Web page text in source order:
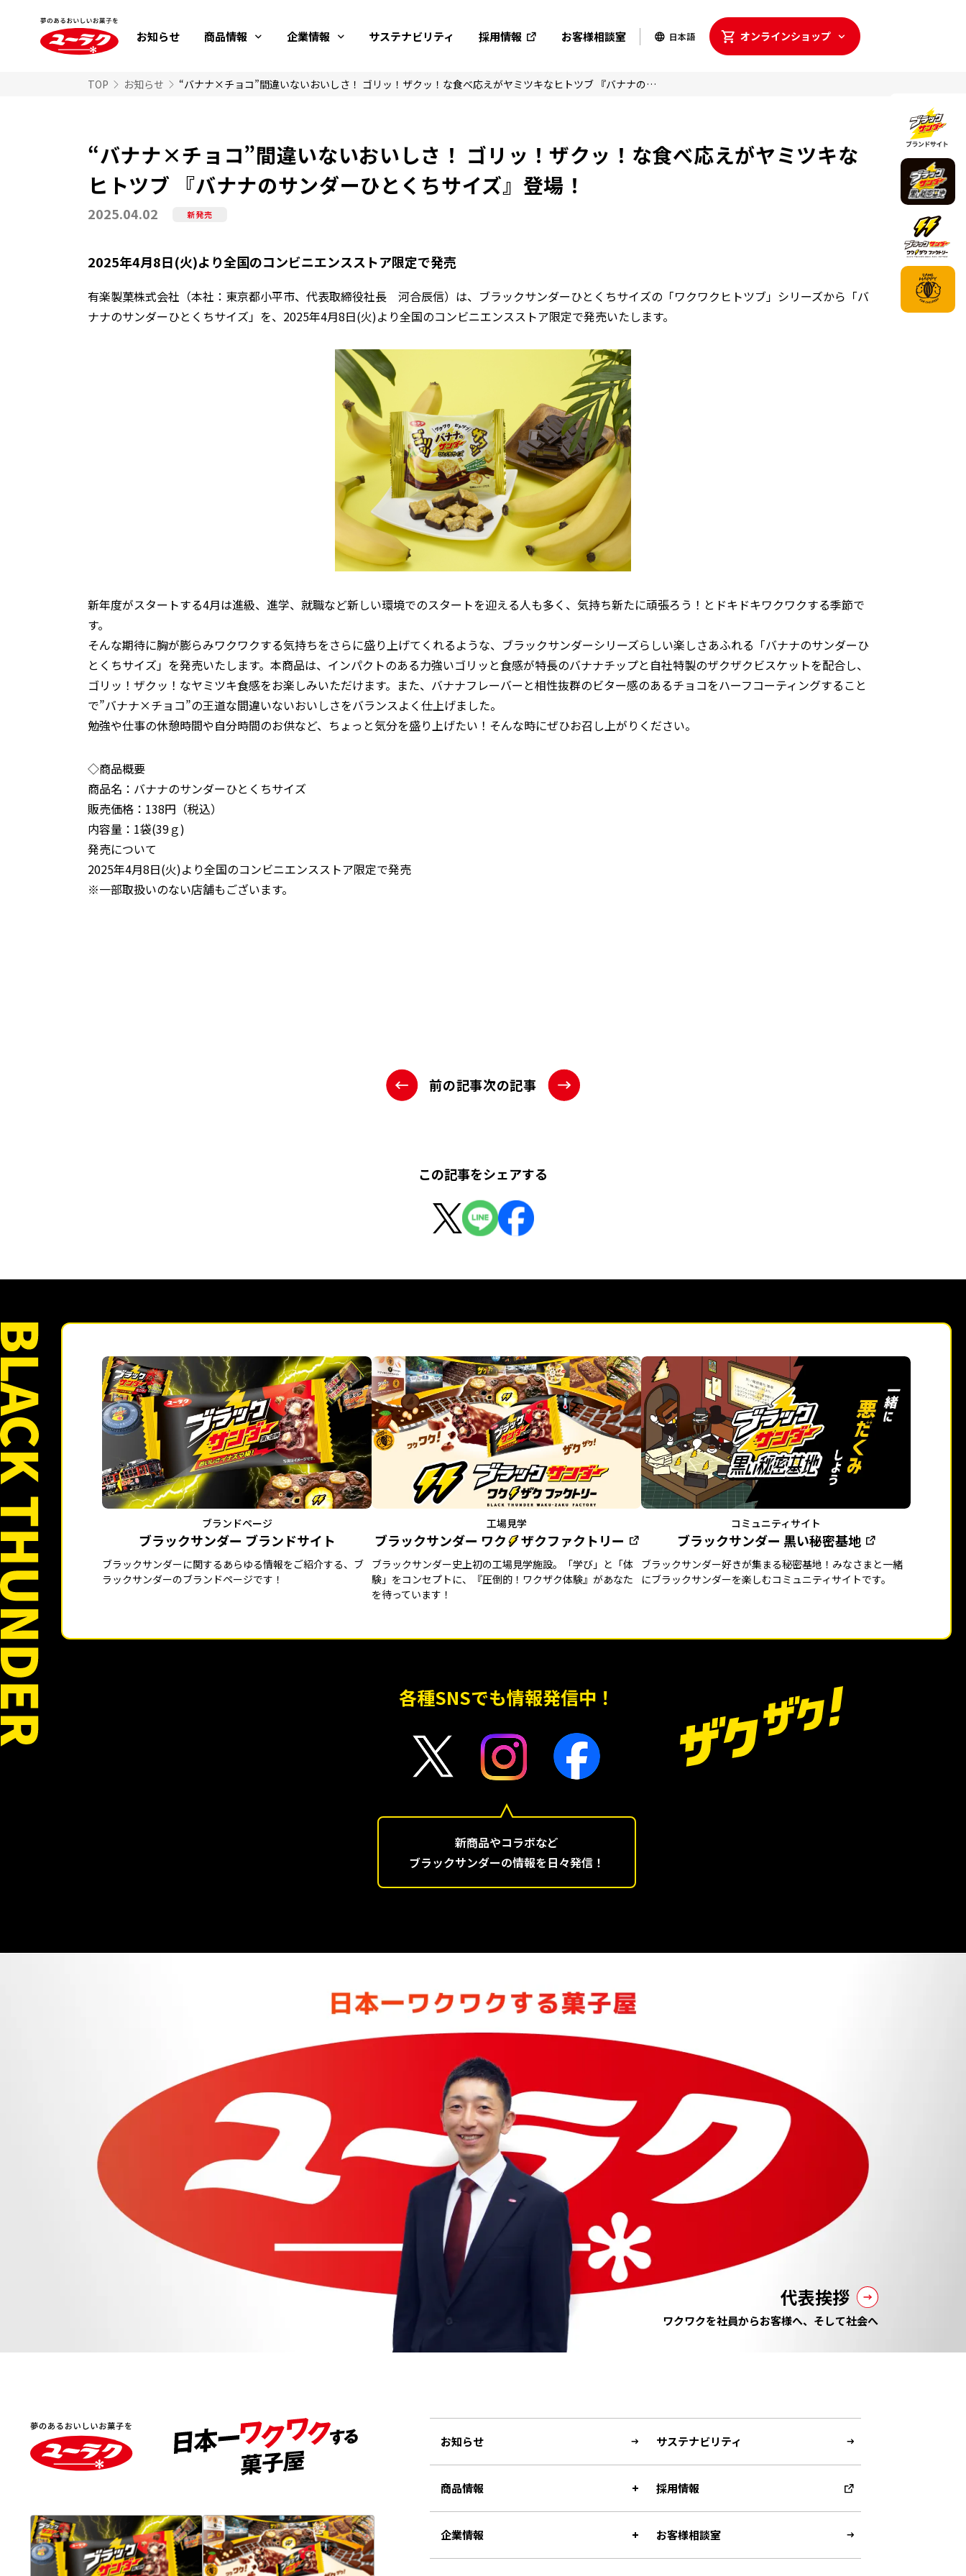
お知らせ 商品情報 企業情報 サステナビリティ 採用情報 お客様相談室 日本語 オンラインショップ
TOP お知らせ “バナナ×チョコ”間違いないおいしさ！ ゴリッ！ザクッ！な食べ応えがヤミツキなヒトツブ 『バナナのサンダーひとくちサイズ』登場！
“バナナ×チョコ”間違いないおいしさ！ ゴリッ！ザクッ！な食べ応えがヤミツキな
ヒトツブ 『バナナのサンダーひとくちサイズ』登場！
2025.04.02 新発売
2025年4月8日(火)より全国のコンビニエンスストア限定で発売
有楽製菓株式会社（本社：東京都小平市、代表取締役社長 河合辰信）は、ブラックサンダーひとくちサイズの「ワクワクヒトツブ」シリーズから「バ
ナナのサンダーひとくちサイズ」を、 2025年4月8日(火)より全国のコンビニエンスストア限定で発売いたします。
新年度がスタートする4月は進級、進学、就職など新しい環境でのスタートを迎える人も多く、気持ち新たに頑張ろう！とドキドキワクワクする季節で
す。
そんな期待に胸が膨らみワクワクする気持ちをさらに盛り上げてくれるような、ブラックサンダーシリーズらしい楽しさあふれる「バナナのサンダーひ
とくちサイズ」を発売いたします。本商品は、インパクトのある力強いゴリッと食感が特長のバナナチップと自社特製のザクザクビスケットを配合し、
ゴリッ！ザクッ！なヤミツキ食感をお楽しみいただけます。また、バナナフレーバーと相性抜群のビター感のあるチョコをハーフコーティングすること
で”バナナ×チョコ”の王道な間違いないおいしさをバランスよく仕上げました。
勉強や仕事の休憩時間や自分時間のお供など、ちょっと気分を盛り上げたい！そんな時にぜひお召し上がりください。
◇商品概要
商品名：バナナのサンダーひとくちサイズ
販売価格：138円（税込）
内容量：1袋(39ｇ)
発売について
2025年4月8日(火)より全国のコンビニエンスストア限定で発売
※一部取扱いのない店舗もございます。
前の記事次の記事
この記事をシェアする
ブランドページ
ブラックサンダー ブランドサイト
ブラックサンダーに関するあらゆる情報をご紹介する、ブ
ラックサンダーのブランドページです！
工場見学
ブラックサンダー ワク ザクファクトリー
ブラックサンダー史上初の工場見学施設。「学び」と「体
験」をコンセプトに、『圧倒的！ワクザク体験』があなた
を待っています！
コミュニティサイト
ブラックサンダー 黒い秘密基地
ブラックサンダー好きが集まる秘密基地！みなさまと一緒
にブラックサンダーを楽しむコミュニティサイトです。
各種SNSでも情報発信中！
新商品やコラボなど
ブラックサンダーの情報を日々発信！
代表挨拶
ワクワクを社員からお客様へ、そして社会へ
お知らせ
商品情報
企業情報
サステナビリティ
採用情報
お客様相談室